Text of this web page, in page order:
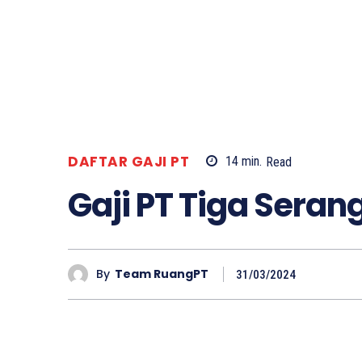
DAFTAR GAJI PT 14 min. Read
Gaji PT Tiga
By Team RuangPT 31/03/2024